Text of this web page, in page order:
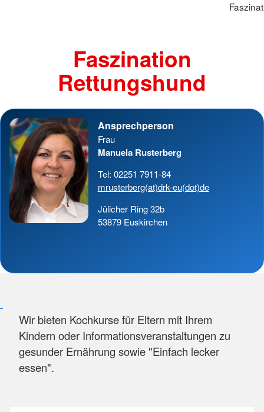
Faszination
Rettungshund
Ansprechperson
Frau
Manuela Rusterberg
Tel: 02251 7911-84
mrusterberg(at)drk-eu(dot)de
Jülicher Ring 32b
53879 Euskirchen
Wir bieten Kochkurse für Eltern mit Ihrem
Kindern oder Informationsveranstaltungen zu
gesunder Ernährung sowie "Einfach lecker
essen".